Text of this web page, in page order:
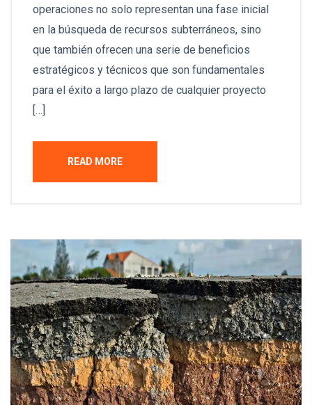
operaciones no solo representan una fase inicial
en la búsqueda de recursos subterráneos, sino
que también ofrecen una serie de beneficios
estratégicos y técnicos que son fundamentales
para el éxito a largo plazo de cualquier proyecto
[…]
READ MORE